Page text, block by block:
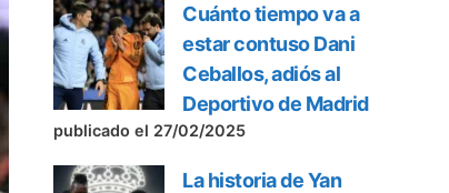
Cuánto tiempo va a
estar contuso Dani
Ceballos, adiós al
Deportivo de Madrid
publicado el 27/02/2025
La historia de Yan